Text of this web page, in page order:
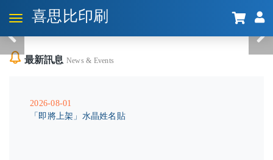
喜思比印刷
最新訊息 News & Events
2026-08-01
「即將上架」水晶姓名貼